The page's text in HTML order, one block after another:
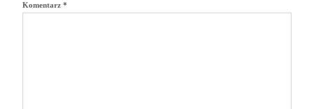
Komentarz *